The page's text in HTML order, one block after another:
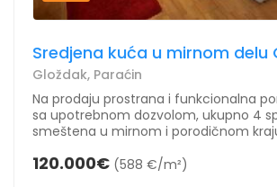
Sredjena kuća u mirnom delu
Gloždak, Paraćin
Na prodaju prostrana i funkcionalna
sa upotrebnom dozvolom, ukupno 4
smeštena u mirnom i porodičnom
120.000€ (588 €/m²)